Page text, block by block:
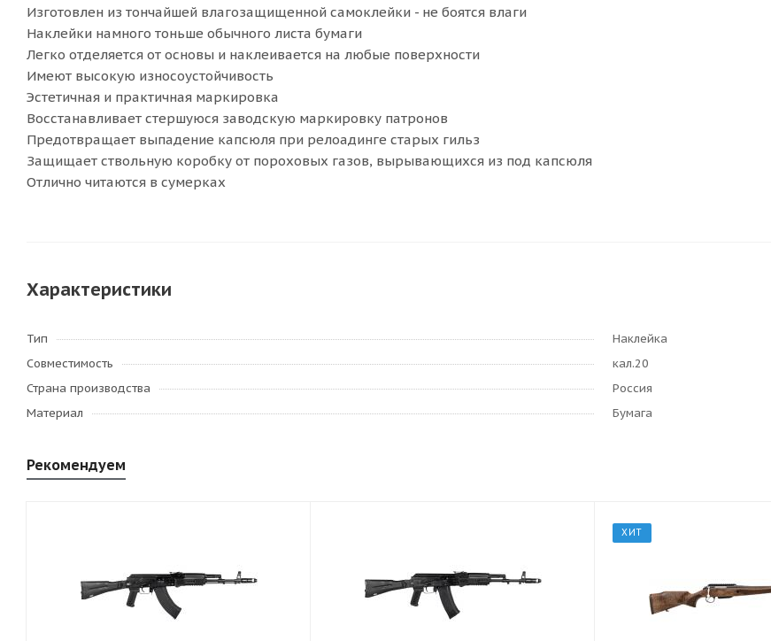
Изготовлен из тончайшей влагозащищенной самоклейки - не боятся влаги
Наклейки намного тоньше обычного листа бумаги
Легко отделяется от основы и наклеивается на любые поверхности
Имеют высокую износоустойчивость
Эстетичная и практичная маркировка
Восстанавливает стершуюся заводскую маркировку патронов
Предотвращает выпадение капсюля при релоадинге старых гильз
Защищает ствольную коробку от пороховых газов, вырывающихся из под капсюля
Отлично читаются в сумерках
Характеристики
Тип
Наклейка
Совместимость
кал.20
Страна производства
Россия
Материал
Бумага
Рекомендуем
ХИТ